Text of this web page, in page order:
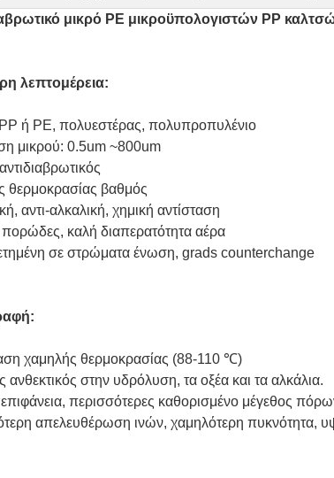
μικρό PE μικροϋπολογιστών PP
λεπτομέρεια:
ή PE, πολυεστέρας, πολυπροπυλένιο
μικρού: 0.5um ~800um
θερμοκρασίας βαθμός
αντι-αλκαλική, χημική αντίσταση
καλή διαπερατότητα αέρα
σε στρώματα ένωση, grads counterchange
χαμηλής θερμοκρασίας (88-110 ℃)
ανθεκτικός στην υδρόλυση, τα οξέα και τα αλκάλια.
περισσότερες καθορισμένο μέγεθος
απελευθέρωση ινών, χαμηλότερη πυκνότητα,